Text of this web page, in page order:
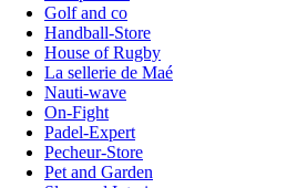
Golf and co
Handball-Store
House of Rugby
La sellerie de Maé
Nauti-wave
On-Fight
Padel-Expert
Pecheur-Store
Pet and Garden